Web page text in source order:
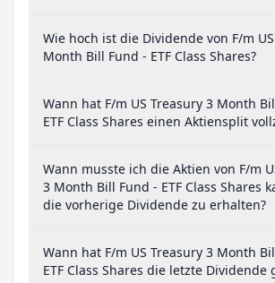
Wie hoch ist die Dividende von F/m
Month Bill Fund - ETF Class Shares?
Wann hat F/m US Treasury 3 Month
ETF Class Shares einen Aktiensplit
Wann musste ich die Aktien von F/m
3 Month Bill Fund - ETF Class Shares
die vorherige Dividende zu erhalten?
Wann hat F/m US Treasury 3 Month
ETF Class Shares die letzte Dividende